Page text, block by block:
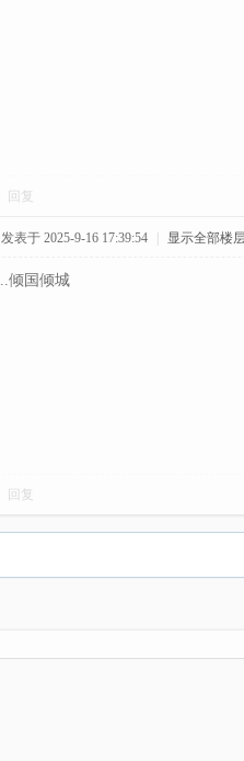
回复
发表于 2025-9-16 17:39:54 显示全部楼
倾国倾城
回复